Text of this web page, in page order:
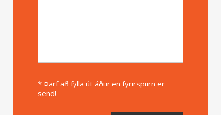
* Þarf að fylla út áður en fyrirspurn er
send!